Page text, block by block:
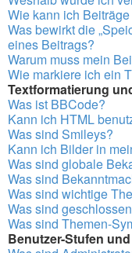
Wie kann ich
Was bewirkt die
eines Beitrags?
Warum muss mein
Wie markiere ich ein
Textformatierung
Was ist BBCode?
Kann ich HTML
Was sind Smileys?
Kann ich Bilder in
Was sind globale
Was sind
Was sind wichtige
Was sind
Was sind Themen-
Benutzer-Stufen